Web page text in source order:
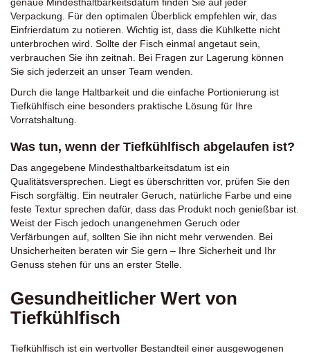
Verpackung. Für den optimalen Überblick empfehlen wir, das
Einfrierdatum zu notieren. Wichtig ist, dass die Kühlkette nicht
unterbrochen wird. Sollte der Fisch einmal angetaut sein,
verbrauchen Sie ihn zeitnah. Bei Fragen zur Lagerung können
Sie sich jederzeit an unser Team wenden.
Durch die lange Haltbarkeit und die einfache Portionierung ist
Tiefkühlfisch eine besonders praktische Lösung für Ihre
Vorratshaltung.
Was tun, wenn der Tiefkühlfisch abgelaufen ist?
Das angegebene Mindesthaltbarkeitsdatum ist ein
Qualitätsversprechen. Liegt es überschritten vor, prüfen Sie den
Fisch sorgfältig. Ein neutraler Geruch, natürliche Farbe und eine
feste Textur sprechen dafür, dass das Produkt noch genießbar ist.
Weist der Fisch jedoch unangenehmen Geruch oder
Verfärbungen auf, sollten Sie ihn nicht mehr verwenden. Bei
Unsicherheiten beraten wir Sie gern – Ihre Sicherheit und Ihr
Genuss stehen für uns an erster Stelle.
Gesundheitlicher Wert von
Tiefkühlfisch
Tiefkühlfisch ist ein wertvoller Bestandteil einer ausgewogenen